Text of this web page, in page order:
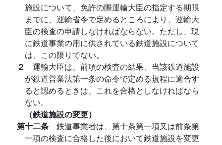
施設について、免許の際運輸大臣の指定する期限
までに、運輸省令で定めるところにより、運輸大
臣の検査の申請しなければならない。ただし、現
に鉄道事業の用に供されている鉄道施設について
は、この限りでない。
２ 運輸大臣は、前項の検査の結果、当該鉄道施設
が鉄道営業法第一条の命令で定める規程に適合す
ると認めるときは、これを合格としなければなら
ない。
（鉄道施設の変更）
第十二条 鉄道事業者は、第十条第一項又は前条第
一項の検査に合格した後において鉄道施設を変更